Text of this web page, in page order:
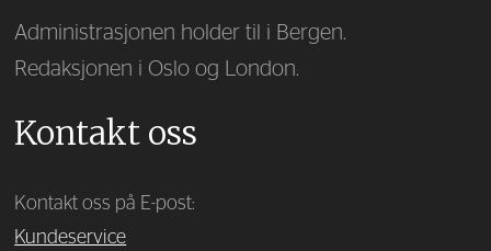
Administrasjonen holder til i Bergen.
Redaksjonen i Oslo og London.
Kontakt oss
Kontakt oss på E-post:
Kundeservice